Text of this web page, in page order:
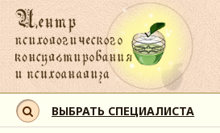
ВЫБРАТЬ СПЕЦИАЛИСТА